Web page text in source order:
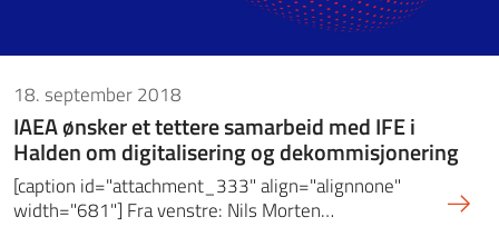
18. september 2018
IAEA ønsker et tettere samarbeid med IFE i
Halden om digitalisering og dekommisjonering
[caption id="attachment_333" align="alignnone"
width="681"] Fra venstre: Nils Morten…